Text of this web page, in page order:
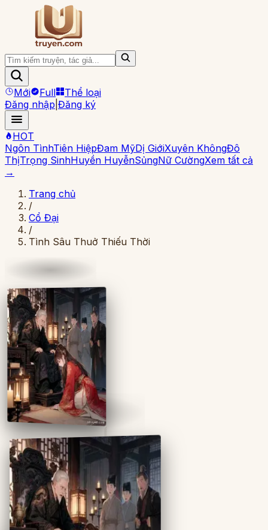
Mới Full
Thể loại
Đăng nhập Đăng ký
HOT
Ngôn TìnhTiên HiệpĐam MỹDị GiớiXuyên KhôngĐô
ThịTrọng SinhHuyền HuyễnSủngNữ CườngXem tất cả
→
Trang chủ
/
Cổ Đại
/
Tình Sâu Thuở Thiếu Thời